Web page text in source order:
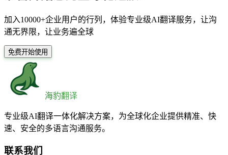
加入10000+企业用户的行列，体验专业级AI翻译服务，让沟
通无界限，让业务遍全球
免费开始使用
海豹翻译
专业级AI翻译一体化解决方案，为全球化企业提供精准、快
速、安全的多语言沟通服务。
联系我们